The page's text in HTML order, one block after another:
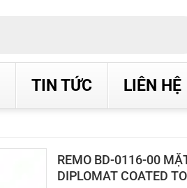
TIN TỨC LIÊN HỆ
REMO BD-0116-00
DIPLOMAT COATED